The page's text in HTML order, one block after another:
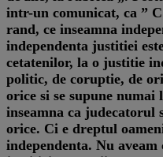
intr-un comunicat, ca ”
rand, ce inseamna
independenta justitiei
cetatenilor, la o justitie
politic, de coruptie, de
orice si se supune
inseamna ca judecatorul
orice. Ci e dreptul
independenta. Nu aveam